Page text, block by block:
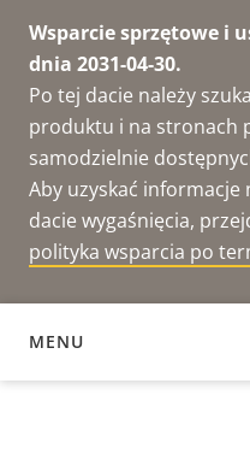
Wsparcie sprzętowe i
dnia 2031-04-30.
Po tej dacie należy
produktu i na stronach
samodzielnie
Aby uzyskać
dacie wygaśnięcia,
polityka wsparcia po
MENU
DOKUMENTACJA